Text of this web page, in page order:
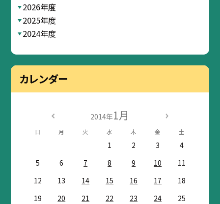
2026年度
2025年度
2024年度
カレンダー
2014年1月
日 月 火 水 木 金 土
1 2 3
4
5
6 7 8 9 10
11
12
13 14 15 16 17
18
19
20 21 22 23 24
25